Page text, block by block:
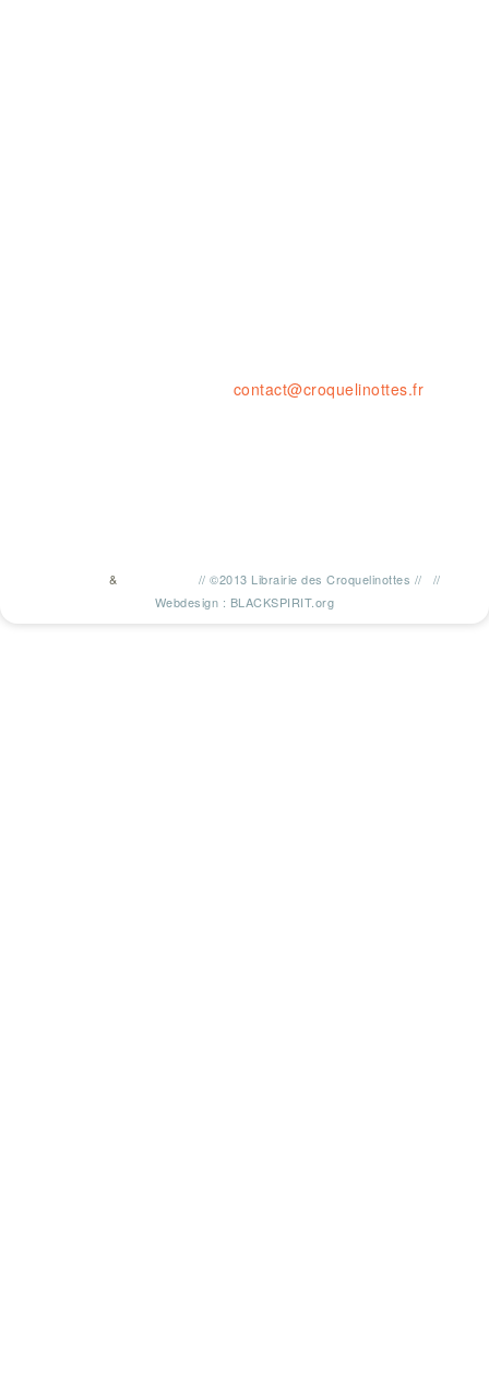
contact@croquelinottes.fr
& //©2013 Librairie des Croquelinottes //
//
Webdesign : BLACKSPIRIT.org